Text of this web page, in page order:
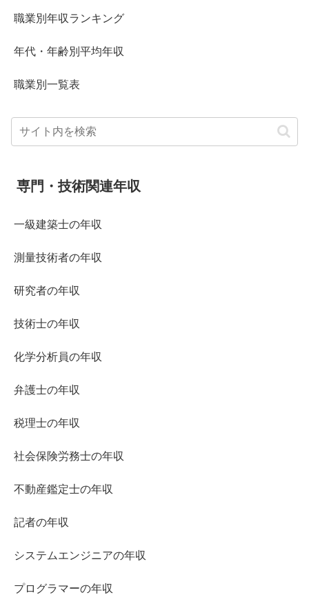
職業別年収ランキング
年代・年齢別平均年収
職業別一覧表
専門・技術関連年収
一級建築士の年収
測量技術者の年収
研究者の年収
技術士の年収
化学分析員の年収
弁護士の年収
税理士の年収
社会保険労務士の年収
不動産鑑定士の年収
記者の年収
システムエンジニアの年収
プログラマーの年収